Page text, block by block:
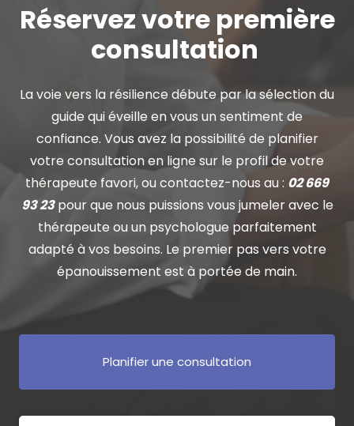
Réservez votre première
consultation
La voie vers la résilience débute par la sélection du
guide qui éveille en vous un sentiment de
confiance. Vous avez la possibilité de planifier
votre consultation en ligne sur le profil de votre
thérapeute favori, ou contactez-nous au : 02 669
93 23pour que nous puissions vous jumeler avec le
thérapeute ou un psychologue parfaitement
adapté à vos besoins. Le premier pas vers votre
épanouissement est à portée de main.
Planifier une consultation